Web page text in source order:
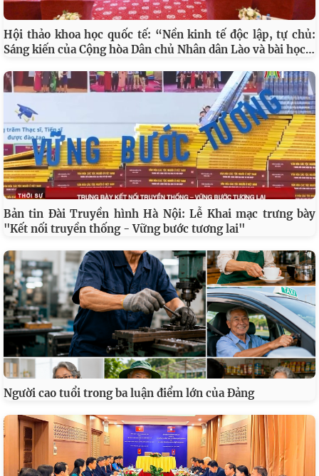
Hội thảo khoa học quốc tế: “Nền kinh tế độc lập, tự chủ:
Sáng kiến của Cộng hòa Dân chủ Nhân dân Lào và bài học…
Bản tin Đài Truyền hình Hà Nội: Lễ Khai mạc trưng bày
"Kết nối truyền thống - Vững bước tương lai"
Người cao tuổi trong ba luận điểm lớn của Đảng